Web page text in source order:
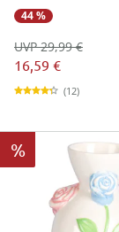
44 %
16,59 €
UVP 29,99 €
(12)
%